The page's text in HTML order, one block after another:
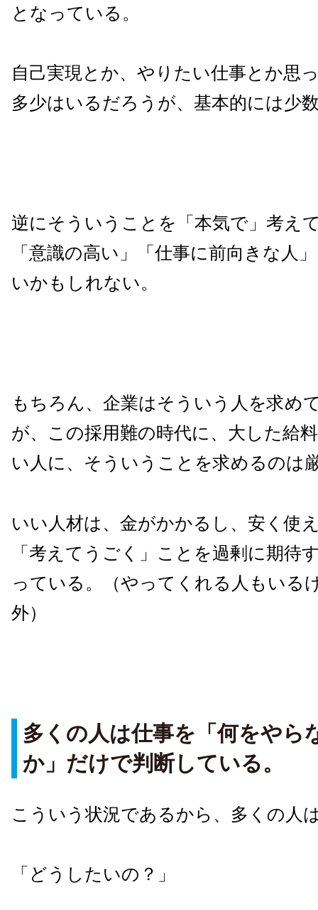
となっている。
自己実現とか、やりたい仕事とか思
多少はいるだろうが、基本的には少
逆にそういうことを「本気で」考え
「意識の高い」「仕事に前向きな人
いかもしれない。
もちろん、企業はそういう人を求め
が、この採用難の時代に、大した給
い人に、そういうことを求めるのは
いい人材は、金がかかるし、安く使
「考えてうごく」ことを過剰に期待
っている。（やってくれる人もいる
外）
多くの人は仕事を「何をやら
か」だけで判断している。
こういう状況であるから、多くの人
「どうしたいの？」